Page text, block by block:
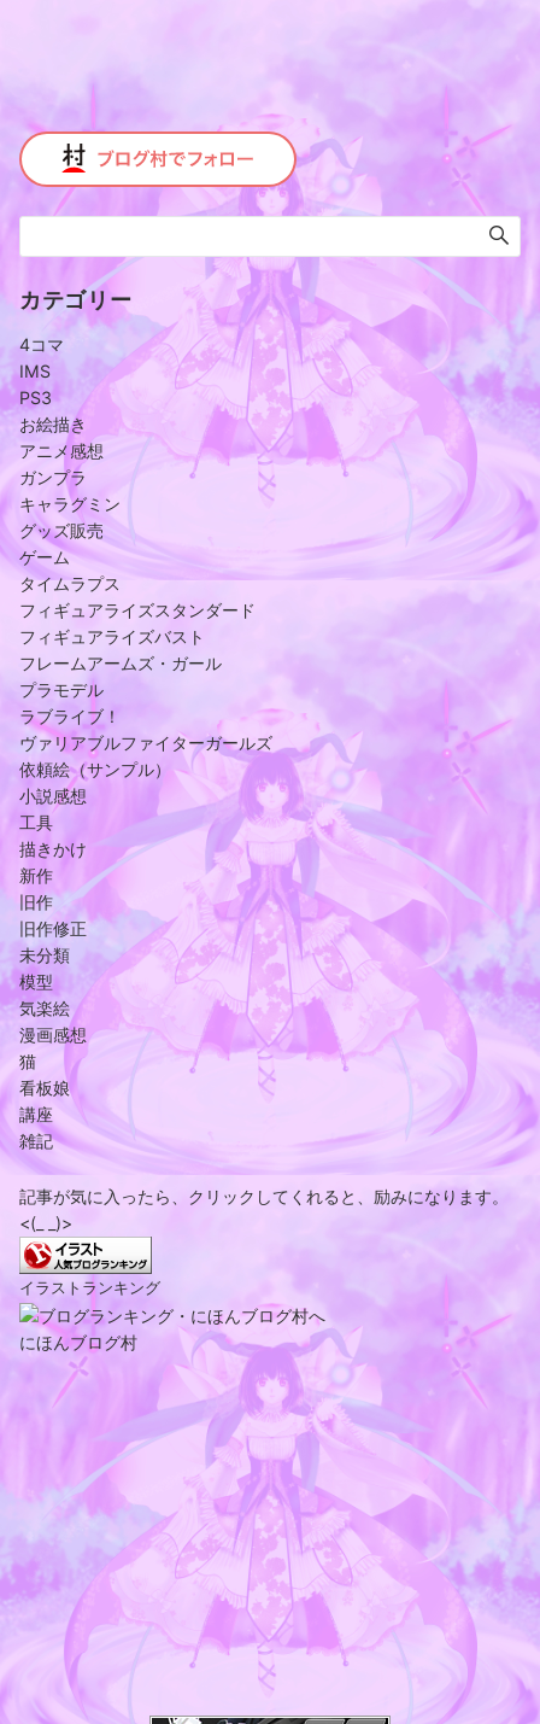
カテゴリー
4コマ
IMS
PS3
お絵描き
アニメ感想
ガンプラ
キャラグミン
グッズ販売
ゲーム
タイムラプス
フィギュアライズスタンダード
フィギュアライズバスト
フレームアームズ・ガール
プラモデル
ラブライブ！
ヴァリアブルファイターガールズ
依頼絵（サンプル）
小説感想
工具
描きかけ
新作
旧作
旧作修正
未分類
模型
気楽絵
漫画感想
猫
看板娘
講座
雑記
記事が気に入ったら、クリックしてくれると、励みになります。
<(_ _)>
イラストランキング
にほんブログ村